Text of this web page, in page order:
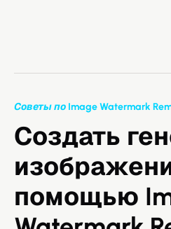
Советы по Image Watermark
Создать
помощью